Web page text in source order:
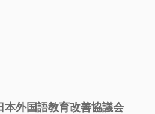
本外国語教育改善協議会